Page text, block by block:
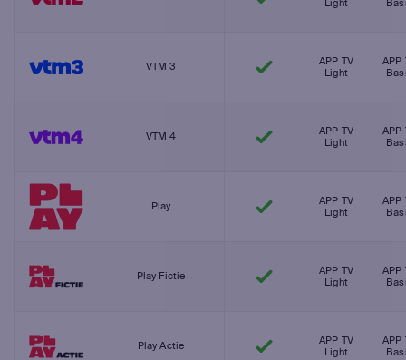
Light
VTM 3
APP TV
Light
APP
VTM 4
APP TV
Light
APP
Play
APP TV
Light
APP
Play Fictie
APP TV
Light
APP
Play Actie
APP TV
Light
APP